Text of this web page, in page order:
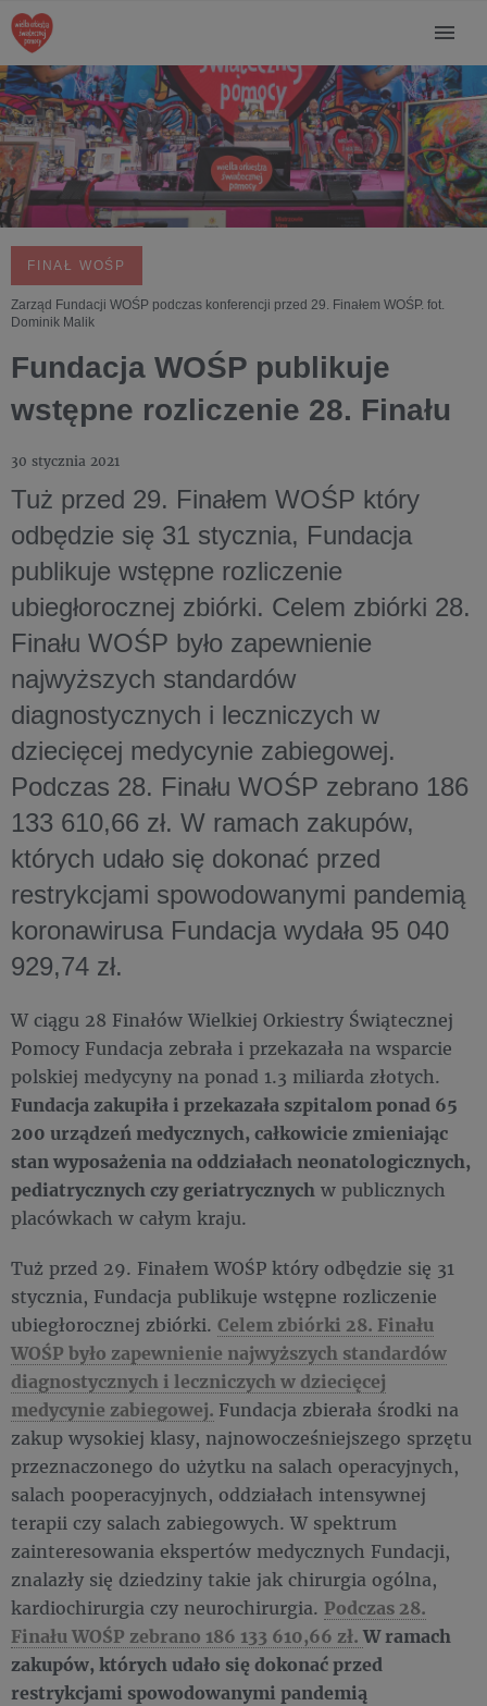
FINAŁ WOŚP
Zarząd Fundacji WOŚP podczas konferencji przed 29. Finałem WOŚP. fot.
Dominik Malik
Fundacja WOŚP publikuje
wstępne rozliczenie 28. Finału
30 stycznia 2021
Tuż przed 29. Finałem WOŚP który
odbędzie się 31 stycznia, Fundacja
publikuje wstępne rozliczenie
ubiegłorocznej zbiórki. Celem zbiórki 28.
Finału WOŚP było zapewnienie
najwyższych standardów
diagnostycznych i leczniczych w
dziecięcej medycynie zabiegowej.
Podczas 28. Finału WOŚP zebrano 186
133 610,66 zł. W ramach zakupów,
których udało się dokonać przed
restrykcjami spowodowanymi pandemią
koronawirusa Fundacja wydała 95 040
929,74 zł.
W ciągu 28 Finałów Wielkiej Orkiestry Świątecznej
Pomocy Fundacja zebrała i przekazała na wsparcie
polskiej medycyny na ponad 1.3 miliarda złotych.
Fundacja zakupiła i przekazała szpitalom ponad 65
200 urządzeń medycznych, całkowicie zmieniając
stan wyposażenia na oddziałach neonatologicznych,
pediatrycznych czy geriatrycznych w publicznych
placówkach w całym kraju.
Tuż przed 29. Finałem WOŚP który odbędzie się 31
stycznia, Fundacja publikuje wstępne rozliczenie
ubiegłorocznej zbiórki. Celem zbiórki 28. Finału
WOŚP było zapewnienie najwyższych standardów
diagnostycznych i leczniczych w dziecięcej
medycynie zabiegowej. Fundacja zbierała środki na
zakup wysokiej klasy, najnowocześniejszego sprzętu
przeznaczonego do użytku na salach operacyjnych,
salach pooperacyjnych, oddziałach intensywnej
terapii czy salach zabiegowych. W spektrum
zainteresowania ekspertów medycznych Fundacji,
znalazły się dziedziny takie jak chirurgia ogólna,
kardiochirurgia czy neurochirurgia. Podczas 28.
Finału WOŚP zebrano 186 133 610,66 zł.W ramach
zakupów, których udało się dokonać przed
restrykcjami spowodowanymi pandemią